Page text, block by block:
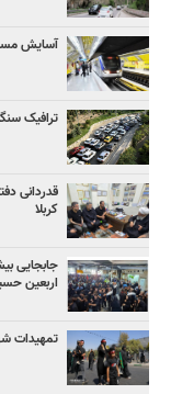
آسایش
ترافیک
قدردانی
کربلا
اربعین
تمهیدات